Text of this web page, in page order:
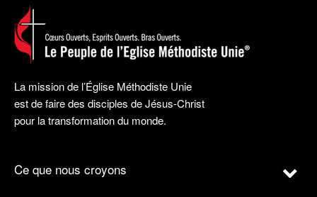
La mission de l’Église Méthodiste Unie
est de faire des disciples de Jésus-Christ
pour la transformation du monde.
Ce que nous croyons